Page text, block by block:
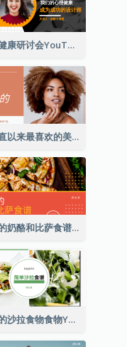
心理健康研讨会YouTube影片缩图
我一直以来最喜欢的美容产品 YouTube 影片缩图
简单的奶酪和比萨食谱 YouTube影片缩图
简单的沙拉食物食物YouTube影片缩图